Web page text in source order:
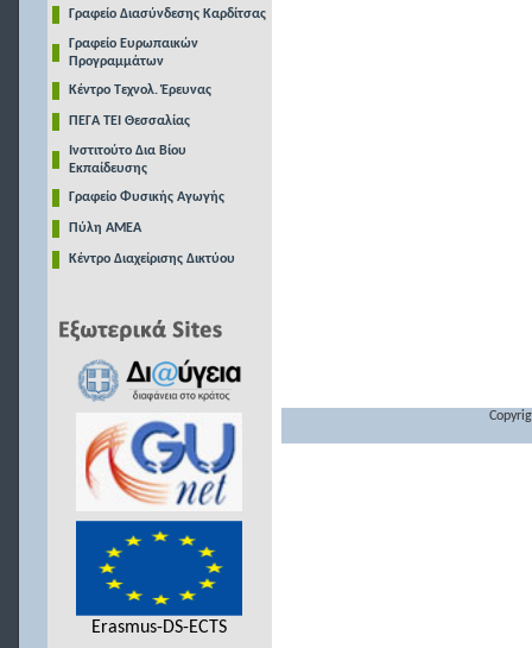
Γραφείο Διασύνδεσης Καρδίτσας
Γραφείο Ευρωπαικών
Προγραμμάτων
Κέντρο Τεχνολ. Έρευνας
ΠΕΓΑ ΤΕΙ Θεσσαλίας
Ινστιτούτο Δια Βίου
Εκπαίδευσης
Γραφείο Φυσικής Αγωγής
Πύλη ΑΜΕΑ
Κέντρο Διαχείρισης Δικτύου
Erasmus-DS-ECTS